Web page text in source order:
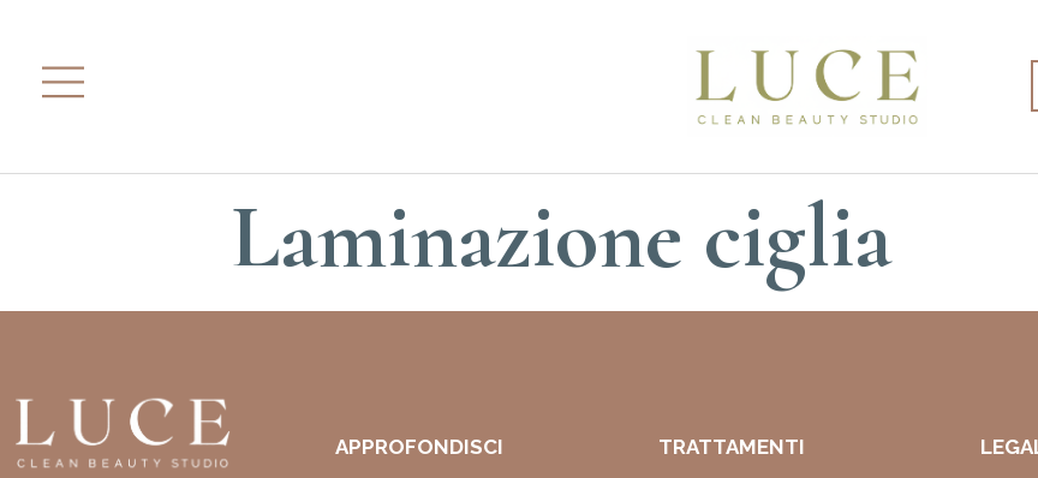
Laminazione ciglia
APPROFONDISCI TRATTAMENTI